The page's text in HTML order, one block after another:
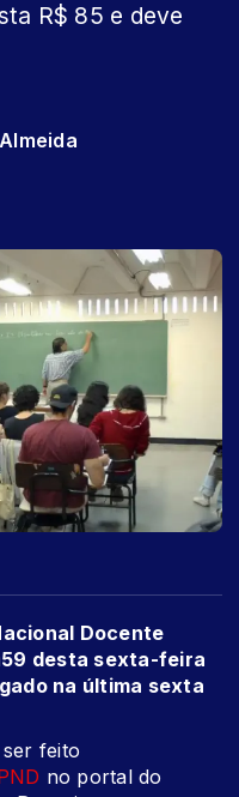
R$ 85 e deve
Docente
desta sexta-feira
na última sexta
feito
no portal do